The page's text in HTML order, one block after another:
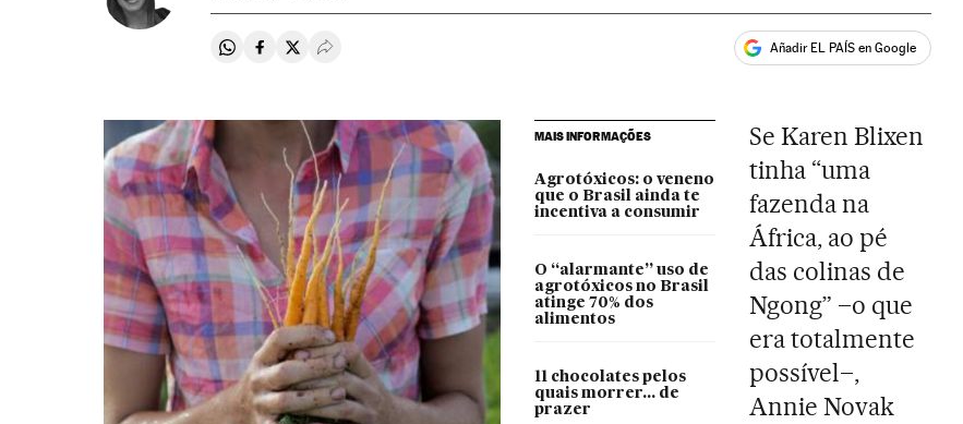
Compartir en Whatsapp
Compartir en Facebook
Compartir en Twitter
Desplegar Redes Sociales Añadir EL PAÍS en Google
MAIS INFORMAÇÕES
Agrotóxicos: o veneno
que o Brasil ainda te
incentiva a consumir
O “alarmante” uso de
agrotóxicos no Brasil
atinge 70% dos
alimentos
11 chocolates pelos
quais morrer... de
prazer
Se Karen Blixen
tinha “uma
fazenda na
África, ao pé
das colinas de
Ngong” –o que
era totalmente
possível–,
Annie Novak